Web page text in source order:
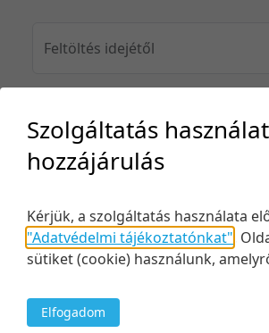
Feltöltés idejétől
Feltöltés idejéig
Keresés
Szolgáltatás
hozzájárulás
Kérjük, a szolgáltatás használata
"Adatvédelmi tájékoztatónkat"
sütiket (cookie) használunk,
Elfogadom